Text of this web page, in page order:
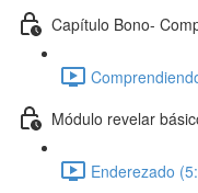
Capítulo Bono-
Módulo revelar
Enderezado